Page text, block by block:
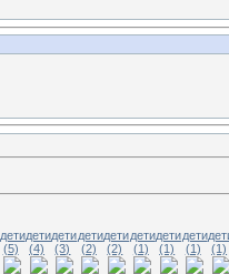
дети
(5)
дети
(4)
дети
(3)
дети
(2)
дети
(2)
дети
(1)
дети
(1)
дети
(1)
(1)